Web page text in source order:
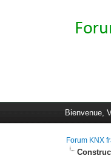
Bienvenue,
Forum KNX